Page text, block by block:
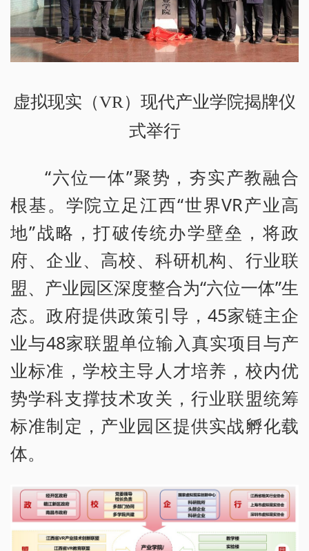
虚拟现实（VR）现代产业学院揭牌仪
式举行
“六位一体”聚势，夯实产教融合
根基。学院立足江西“世界VR产业高
地”战略，打破传统办学壁垒，将政
府、企业、高校、科研机构、行业联
盟、产业园区深度整合为“六位一体”生
态。政府提供政策引导，45家链主企
业与48家联盟单位输入真实项目与产
业标准，学校主导人才培养，校内优
势学科支撑技术攻关，行业联盟统筹
标准制定，产业园区提供实战孵化载
体。